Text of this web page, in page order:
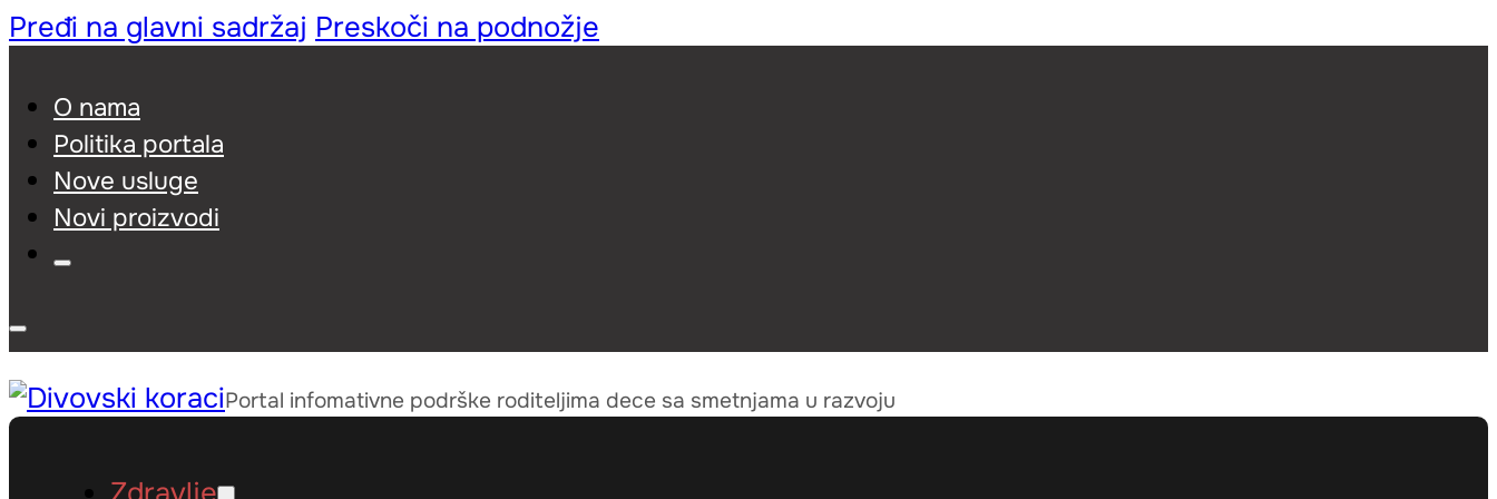
Pređi na glavni sadržaj Preskoči na podnožje
O nama
Politika portala
Nove usluge
Novi proizvodi
Portal infomativne podrške roditeljima dece sa smetnjama u razvoju